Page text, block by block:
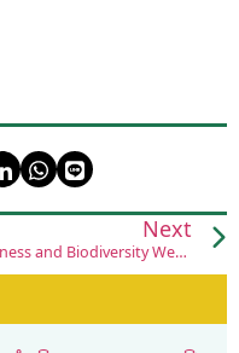
Next
Business and Biodiversity Week 2021